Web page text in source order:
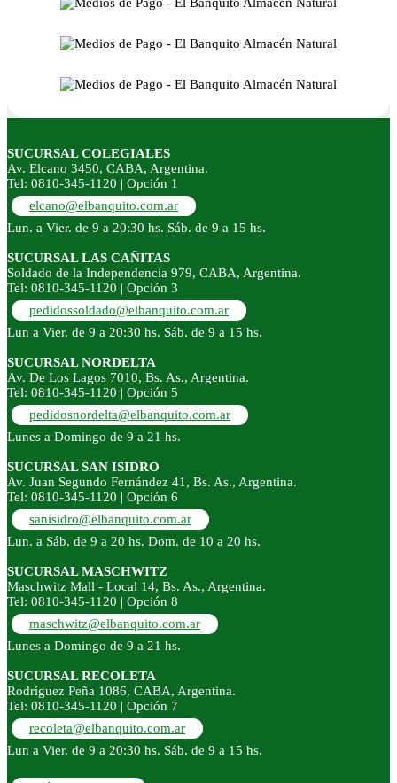
SUCURSAL COLEGIALES
Av. Elcano 3450, CABA, Argentina.
Tel: 0810-345-1120 | Opción 1
elcano@elbanquito.com.ar
Lun. a Vier. de 9 a 20:30 hs. Sáb. de 9 a 15 hs.
SUCURSAL LAS CAÑITAS
Soldado de la Independencia 979, CABA, Argentina.
Tel: 0810-345-1120 | Opción 3
pedidossoldado@elbanquito.com.ar
Lun a Vier. de 9 a 20:30 hs. Sáb. de 9 a 15 hs.
SUCURSAL NORDELTA
Av. De Los Lagos 7010, Bs. As., Argentina.
Tel: 0810-345-1120 | Opción 5
pedidosnordelta@elbanquito.com.ar
Lunes a Domingo de 9 a 21 hs.
SUCURSAL SAN ISIDRO
Av. Juan Segundo Fernández 41, Bs. As., Argentina.
Tel: 0810-345-1120 | Opción 6
sanisidro@elbanquito.com.ar
Lun. a Sáb. de 9 a 20 hs. Dom. de 10 a 20 hs.
SUCURSAL MASCHWITZ
Maschwitz Mall - Local 14, Bs. As., Argentina.
Tel: 0810-345-1120 | Opción 8
maschwitz@elbanquito.com.ar
Lunes a Domingo de 9 a 21 hs.
SUCURSAL RECOLETA
Rodríguez Peña 1086, CABA, Argentina.
Tel: 0810-345-1120 | Opción 7
recoleta@elbanquito.com.ar
Lun a Vier. de 9 a 20:30 hs. Sáb. de 9 a 15 hs.